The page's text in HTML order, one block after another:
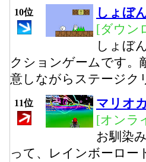
10位
しょぼ
[ダウン
しょぼ
クションゲームです。
意しながらステージク
11位
マリオ
[オンラ
お馴染
って、レインボーロー